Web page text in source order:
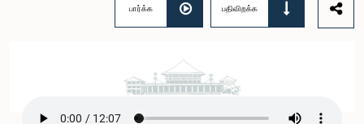
பார்க்க பதிவிறக்க